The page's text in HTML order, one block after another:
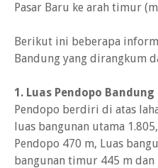
Pasar Baru ke arah timur
Berikut ini beberapa
Bandung yang dirangkum
1. Luas Pendopo Bandung
Pendopo berdiri di atas
luas bangunan utama
Pendopo 470 m, Luas
bangunan timur 445 m dan